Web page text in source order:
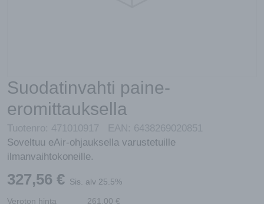
Suodatinvahti paine-
eromittauksella
Tuotenro: 471010917 EAN: 6438269020851
Soveltuu eAir-ohjauksella varustetuille
ilmanvaihtokoneille.
327,56 € Sis. alv 25.5%
Veroton hinta 261,00 €